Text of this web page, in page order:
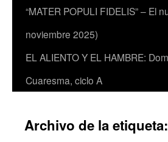
“MATER POPULI FIDELIS” – El
noviembre 2025)
EL ALIENTO Y EL HAMBRE:
Cuaresma, ciclo A
Archivo de la etiqueta: